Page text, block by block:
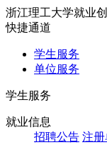
浙江理工大学就业
快捷通道
学生服务
单位服务
学生服务
就业信息
招聘公告 注